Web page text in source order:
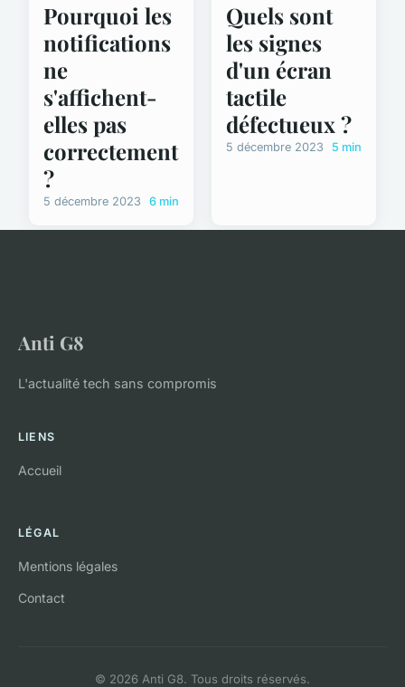
Pourquoi les
notifications
ne
s'affichent-
elles pas
correctement
?
5 décembre 2023 6 min
Quels sont
les signes
d'un écran
tactile
défectueux ?
5 décembre 2023 5 min
Anti G8
L'actualité tech sans compromis
LIENS
Accueil
LÉGAL
Mentions légales
Contact
© 2026 Anti G8. Tous droits réservés.